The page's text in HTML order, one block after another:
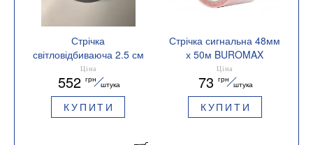
Стрічка
світловідбиваюча 2.5 см
100 м срібна BUROMAX
BM.7570
Ціна
552 грн
штука
КУПИТИ
Стрічка сигнальна 48мм
х 50м BUROMAX
BM.7559 червоно-біла
Ціна
73 грн
штука
КУПИТИ